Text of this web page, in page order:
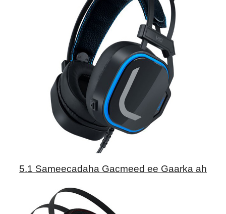
5.1 Sameecadaha Gacmeed ee Gaarka ah